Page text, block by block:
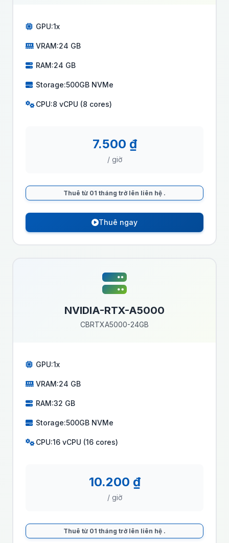
GPU:1x
VRAM:24 GB
RAM:24 GB
Storage:500GB NVMe
CPU:8 vCPU (8 cores)
7.500 ₫
/ giờ
Thuê từ 01 tháng trở lên liên hệ .
Thuê ngay
NVIDIA-RTX-A5000
CBRTXA5000-24GB
GPU:1x
VRAM:24 GB
RAM:32 GB
Storage:500GB NVMe
CPU:16 vCPU (16 cores)
10.200 ₫
/ giờ
Thuê từ 01 tháng trở lên liên hệ .